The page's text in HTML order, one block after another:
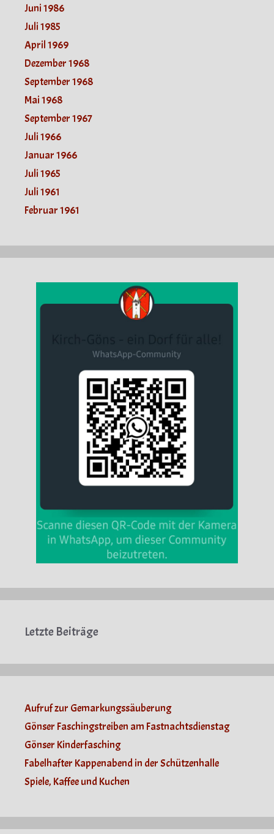
Juni 1986
Juli 1985
April 1969
Dezember 1968
September 1968
Mai 1968
September 1967
Juli 1966
Januar 1966
Juli 1965
Juli 1961
Februar 1961
Letzte Beiträge
Aufruf zur Gemarkungssäuberung
Gönser Faschingstreiben am Fastnachtsdienstag
Gönser Kinderfasching
Fabelhafter Kappenabend in der Schützenhalle
Spiele, Kaffee und Kuchen